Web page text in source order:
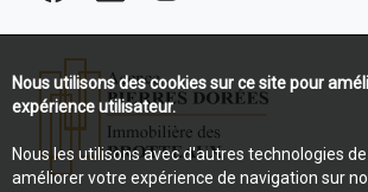
Nous utilisons des cookies sur ce site pour
expérience utilisateur.
Nous les utilisons avec d'autres technologies
améliorer votre expérience de navigation sur